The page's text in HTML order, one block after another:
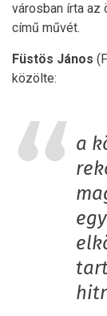
városban írta az
című művét.
Füstös János
közölte:
a